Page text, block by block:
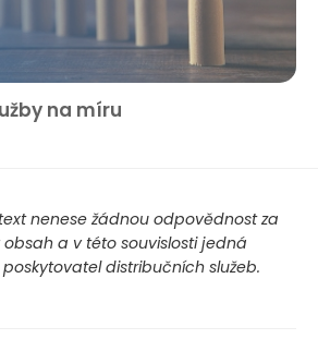
na míru
nenese žádnou odpovědnost za
a v této souvislosti jedná
distribučních služeb.